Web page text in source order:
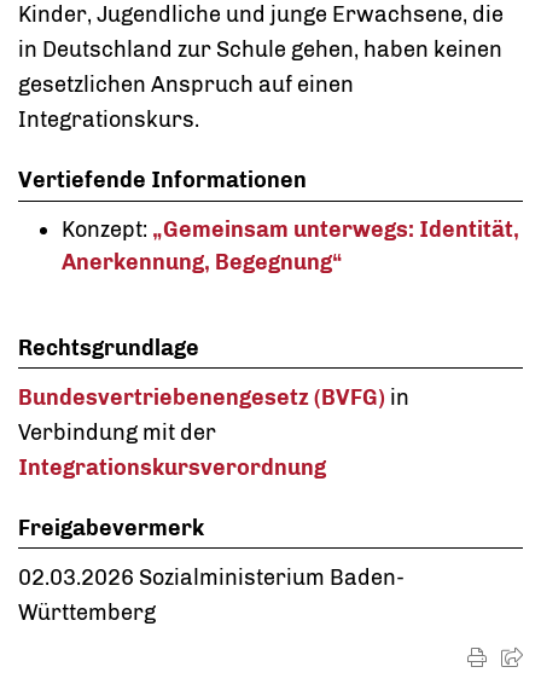
Kinder, Jugendliche und junge Erwachsene, die
in Deutschland zur Schule gehen, haben keinen
gesetzlichen Anspruch auf einen
Integrationskurs.
Vertiefende Informationen
Konzept: „Gemeinsam unterwegs: Identität,
Anerkennung, Begegnung“
Rechtsgrundlage
Bundesvertriebenengesetz (BVFG) in
Verbindung mit der
Integrationskursverordnung
Freigabevermerk
02.03.2026 Sozialministerium Baden-
Württemberg